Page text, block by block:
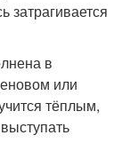
затрагивается
в
или
тёплым,